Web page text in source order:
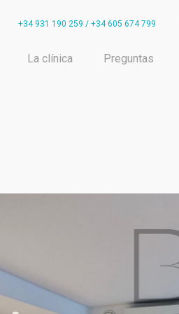
+34 931 190 259 / +34 605 674 799
La clínica Preguntas